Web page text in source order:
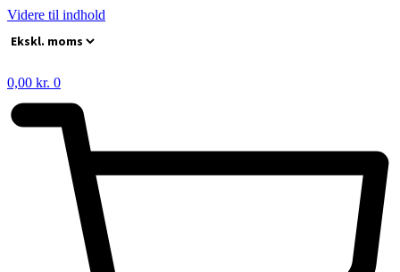
Videre til indhold
0,00 kr. 0